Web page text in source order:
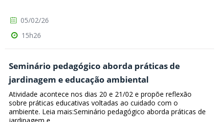
05/02/26
15h26
Seminário pedagógico aborda práticas de
jardinagem e educação ambiental
Atividade acontece nos dias 20 e 21/02 e propõe reflexão
sobre práticas educativas voltadas ao cuidado com o
ambiente. Leia mais:Seminário pedagógico aborda práticas de